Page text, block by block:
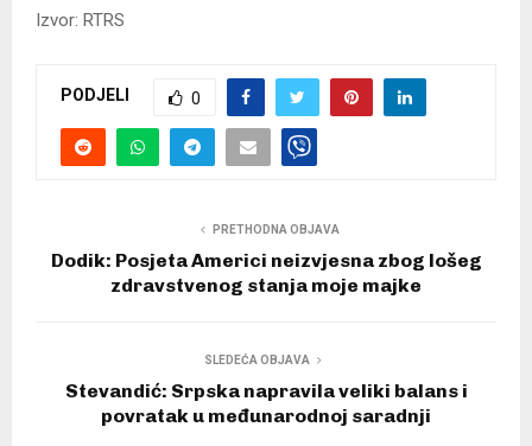
Izvor: RTRS
PODJELI 0
PRETHODNA OBJAVA
Dodik: Posjeta Americi neizvjesna zbog lošeg
zdravstvenog stanja moje majke
SLEDEĆA OBJAVA
Stevandić: Srpska napravila veliki balans i
povratak u međunarodnoj saradnji